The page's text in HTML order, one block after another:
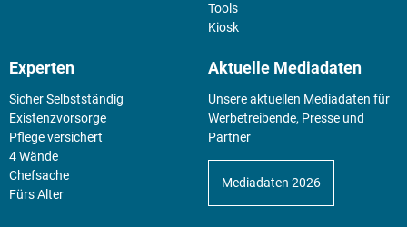
Tools
Kiosk
Experten
Sicher Selbstständig
Existenz­vorsorge
Pflege versichert
4 Wände
Chefsache
Fürs Alter
Aktuelle Mediadaten
Unsere aktuellen Mediadaten für
Werbetreibende, Presse und
Partner
Mediadaten 2026